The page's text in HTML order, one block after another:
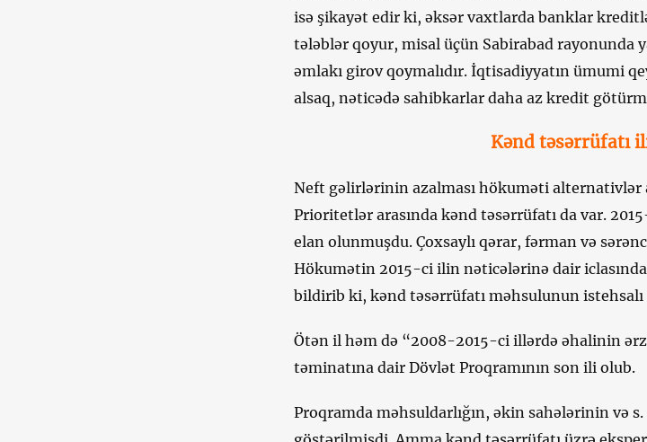
isə şikayət edir ki, əksər vaxtlarda banklar
tələblər qoyur, misal üçün Sabirabad rayonunda
əmlakı girov qoymalıdır. İqtisadiyyatın ümumi
alsaq, nəticədə sahibkarlar daha az kredit
Kənd təsərrüfatı
Neft gəlirlərinin azalması hökuməti alternativlər
Prioritetlər arasında kənd təsərrüfatı da var.
elan olunmuşdu. Çoxsaylı qərar, fərman və
Hökumətin 2015-ci ilin nəticələrinə dair
bildirib ki, kənd təsərrüfatı məhsulunun
Ötən il həm də “2008-2015-ci illərdə əhalinin
təminatına dair Dövlət Proqramının son ili olub.
Proqramda məhsuldarlığın, əkin sahələrinin və s.